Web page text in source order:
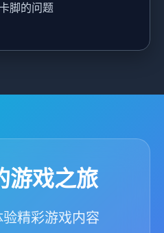
脚的问题
游戏之旅
精彩游戏内容